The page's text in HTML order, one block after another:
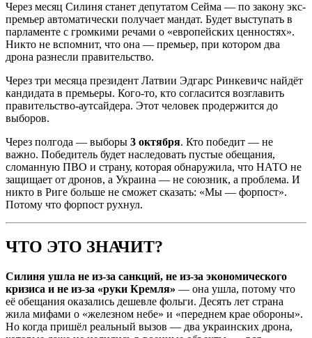
Через месяц Силиня станет депутатом Сейма — по закону экс-
премьер автоматически получает мандат. Будет выступать в
парламенте с громкими речами о «европейских ценностях».
Никто не вспомнит, что она — премьер, при котором два
дрона разнесли правительство.
Через три месяца президент Латвии Эдгарс Ринкевичс найдёт
кандидата в премьеры. Кого-то, кто согласится возглавить
правительство-аутсайдера. Этот человек продержится до
выборов.
Через полгода — выборы 3 октября. Кто победит — не
важно. Победитель будет наследовать пустые обещания,
сломанную ПВО и страну, которая обнаружила, что НАТО не
защищает от дронов, а Украина — не союзник, а проблема. И
никто в Риге больше не сможет сказать: «Мы — форпост».
Потому что форпост рухнул.
ЧТО ЭТО ЗНАЧИТ?
Силиня ушла не из-за санкций, не из-за экономического
кризиса и не из-за «руки Кремля» — она ушла, потому что
её обещания оказались дешевле фольги. Десять лет страна
жила мифами о «железном небе» и «переднем крае обороны».
Но когда пришёл реальный вызов — два украинских дрона,